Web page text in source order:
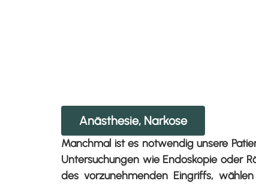
Anästhesie, Narkose
Manchmal ist es notwendig unsere
Untersuchungen wie Endoskopie oder
des vorzunehmenden Eingriffs,